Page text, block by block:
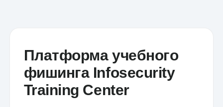
Платформа учебного
фишинга Infosecurity
Training Center